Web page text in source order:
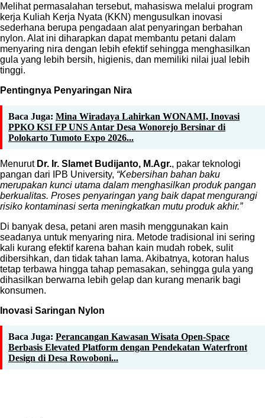
Melihat permasalahan tersebut, mahasiswa melalui program
kerja Kuliah Kerja Nyata (KKN) mengusulkan inovasi
sederhana berupa pengadaan alat penyaringan berbahan
nylon. Alat ini diharapkan dapat membantu petani dalam
menyaring nira dengan lebih efektif sehingga menghasilkan
gula yang lebih bersih, higienis, dan memiliki nilai jual lebih
tinggi.
Pentingnya Penyaringan Nira
Baca Juga: Mina Wiradaya Lahirkan WONAMI, Inovasi
PPKO KSI FP UNS Antar Desa Wonorejo Bersinar di
Polokarto Tumoto Expo 2026...
Menurut Dr. Ir. Slamet Budijanto, M.Agr., pakar teknologi
pangan dari IPB University, “Kebersihan bahan baku
merupakan kunci utama dalam menghasilkan produk pangan
berkualitas. Proses penyaringan yang baik dapat mengurangi
risiko kontaminasi serta meningkatkan mutu produk akhir.”
Di banyak desa, petani aren masih menggunakan kain
seadanya untuk menyaring nira. Metode tradisional ini sering
kali kurang efektif karena bahan kain mudah robek, sulit
dibersihkan, dan tidak tahan lama. Akibatnya, kotoran halus
tetap terbawa hingga tahap pemasakan, sehingga gula yang
dihasilkan berwarna lebih gelap dan kurang menarik bagi
konsumen.
Inovasi Saringan Nylon
Baca Juga: Perancangan Kawasan Wisata Open-Space
Berbasis Elevated Platform dengan Pendekatan Waterfront
Design di Desa Rowoboni...